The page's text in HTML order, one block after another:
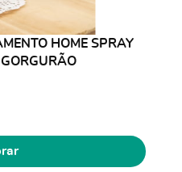
HOME SPRAY